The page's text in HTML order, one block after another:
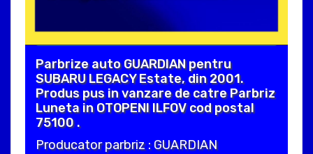
Parbrize auto GUARDIAN pentru
SUBARU LEGACY Estate, din 2001.
Produs pus in vanzare de catre Parbriz
Luneta in OTOPENI ILFOV cod postal
75100 .
Producator parbriz : GUARDIAN